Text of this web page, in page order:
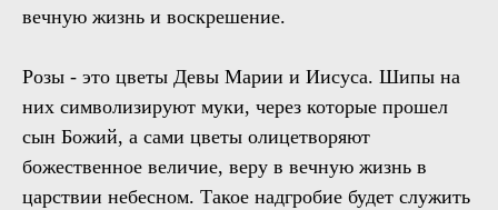
вечную жизнь и воскрешение.
Розы - это цветы Девы Марии и Иисуса. Шипы на
них символизируют муки, через которые прошел
сын Божий, а сами цветы олицетворяют
божественное величие, веру в вечную жизнь в
царствии небесном. Такое надгробие будет служить